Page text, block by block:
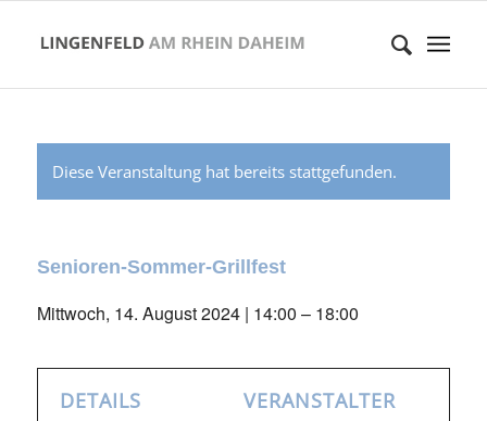
Diese Veranstaltung hat bereits stattgefunden.
Senioren-Sommer-Grillfest
Mittwoch, 14. August 2024 | 14:00 – 18:00
DETAILS VERANSTALTER